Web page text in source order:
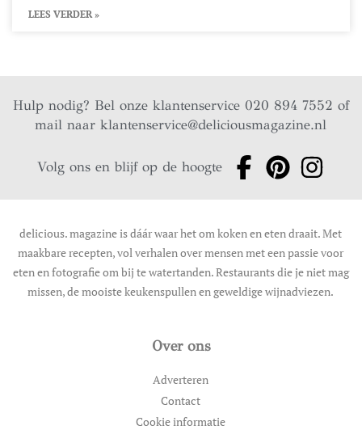
LEES VERDER »
Hulp nodig? Bel onze klantenservice 020 894 7552 of
mail naarklantenservice@deliciousmagazine.nl
Volg ons en blijf op de hoogte
delicious. magazine is dáár waar het om koken en eten draait. Met
maakbare recepten, vol verhalen over mensen met een passie voor
eten en fotografie om bij te watertanden. Restaurants die je niet mag
missen, de mooiste keukenspullen en geweldige wijnadviezen.
Over ons
Adverteren
Contact
Cookie informatie